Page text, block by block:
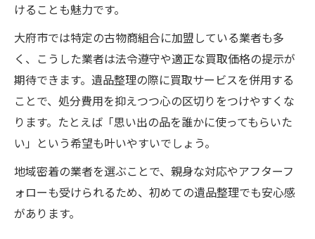
けることも魅力です。
大府市では特定の古物商組合に加盟している業者も多
く、こうした業者は法令遵守や適正な買取価格の提示が
期待できます。遺品整理の際に買取サービスを併用する
ことで、処分費用を抑えつつ心の区切りをつけやすくな
ります。たとえば「思い出の品を誰かに使ってもらいた
い」という希望も叶いやすいでしょう。
地域密着の業者を選ぶことで、親身な対応やアフターフ
ォローも受けられるため、初めての遺品整理でも安心感
があります。